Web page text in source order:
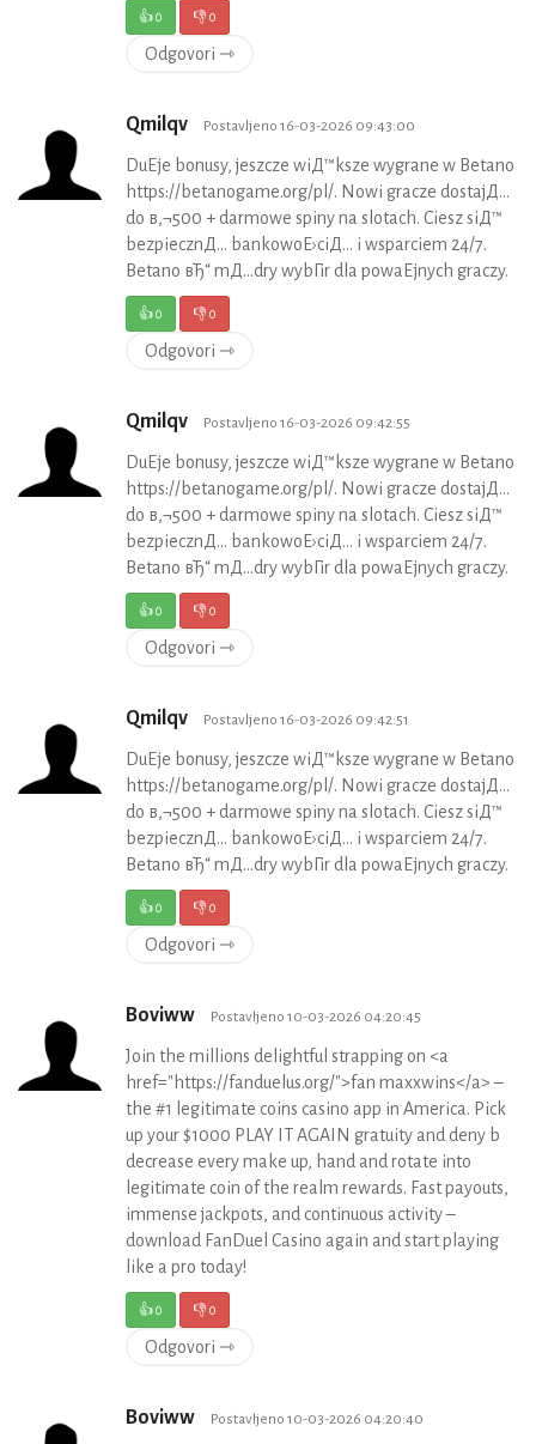
👍0 👎0
Odgovori ⇾
Qmilqv Postavljeno 16-03-2026 09:43:00
DuЕјe bonusy, jeszcze wiД™ksze wygrane w Betano
https://betanogame.org/pl/. Nowi gracze dostajД…
do в‚¬500 + darmowe spiny na slotach. Ciesz siД™
bezpiecznД… bankowoЕ›ciД… i wsparciem 24/7.
Betano вЂ“ mД…dry wybГіr dla powaЕјnych graczy.
👍0 👎0
Odgovori ⇾
Qmilqv Postavljeno 16-03-2026 09:42:55
DuЕјe bonusy, jeszcze wiД™ksze wygrane w Betano
https://betanogame.org/pl/. Nowi gracze dostajД…
do в‚¬500 + darmowe spiny na slotach. Ciesz siД™
bezpiecznД… bankowoЕ›ciД… i wsparciem 24/7.
Betano вЂ“ mД…dry wybГіr dla powaЕјnych graczy.
👍0 👎0
Odgovori ⇾
Qmilqv Postavljeno 16-03-2026 09:42:51
DuЕјe bonusy, jeszcze wiД™ksze wygrane w Betano
https://betanogame.org/pl/. Nowi gracze dostajД…
do в‚¬500 + darmowe spiny na slotach. Ciesz siД™
bezpiecznД… bankowoЕ›ciД… i wsparciem 24/7.
Betano вЂ“ mД…dry wybГіr dla powaЕјnych graczy.
👍0 👎0
Odgovori ⇾
Boviww Postavljeno 10-03-2026 04:20:45
Join the millions delightful strapping on <a
href="https://fanduelus.org/">fan maxxwins</a> –
the #1 legitimate coins casino app in America. Pick
up your $1000 PLAY IT AGAIN gratuity and deny b
decrease every make up, hand and rotate into
legitimate coin of the realm rewards. Fast payouts,
immense jackpots, and continuous activity –
download FanDuel Casino again and start playing
like a pro today!
👍0 👎0
Odgovori ⇾
Boviww Postavljeno 10-03-2026 04:20:40